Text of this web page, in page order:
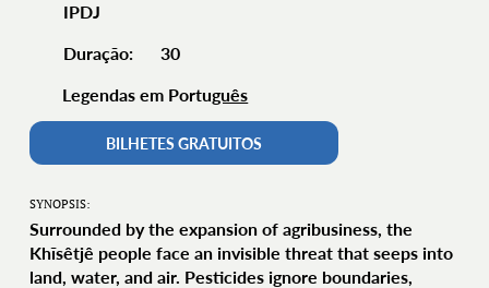
IPDJ
Duração:
30
Legendas em Português
BILHETES GRATUITOS
SYNOPSIS:
Surrounded by the expansion of agribusiness, the
Khĩsêtjê people face an invisible threat that seeps into
land, water, and air. Pesticides ignore boundaries,